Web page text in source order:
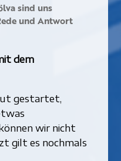
sind uns
und Antwort
dem
gestartet,
wir nicht
gilt es nochmals